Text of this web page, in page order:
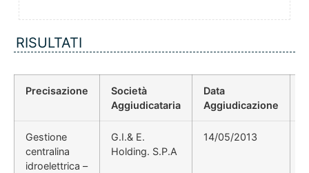
RISULTATI
Precisazione
Società
Aggiudicataria
Data
Aggiudicazione
Gestione
centralina
idroelettrica –
G.I.& E.
Holding. S.P.A
14/05/2013